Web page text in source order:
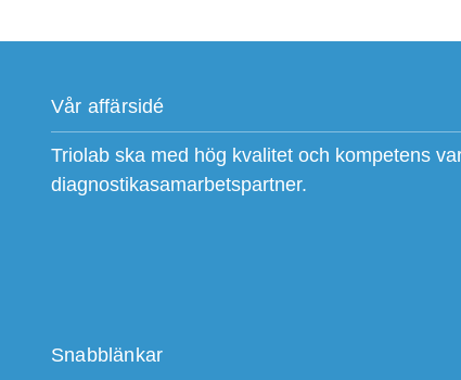
Vår affärsidé
Triolab ska med hög kvalitet och kompetens
diagnostikasamarbetspartner.
Snabblänkar